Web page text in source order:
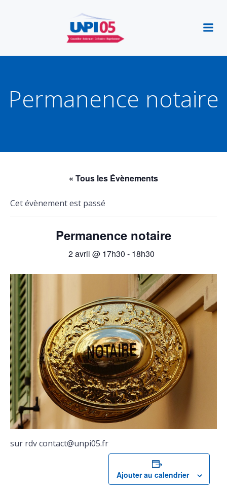
contenu
Permanence notaire
« Tous les Évènements
Cet évènement est passé
Permanence notaire
2 avril @ 17h30 - 18h30
sur rdv contact@unpi05.fr
Ajouter au calendrier